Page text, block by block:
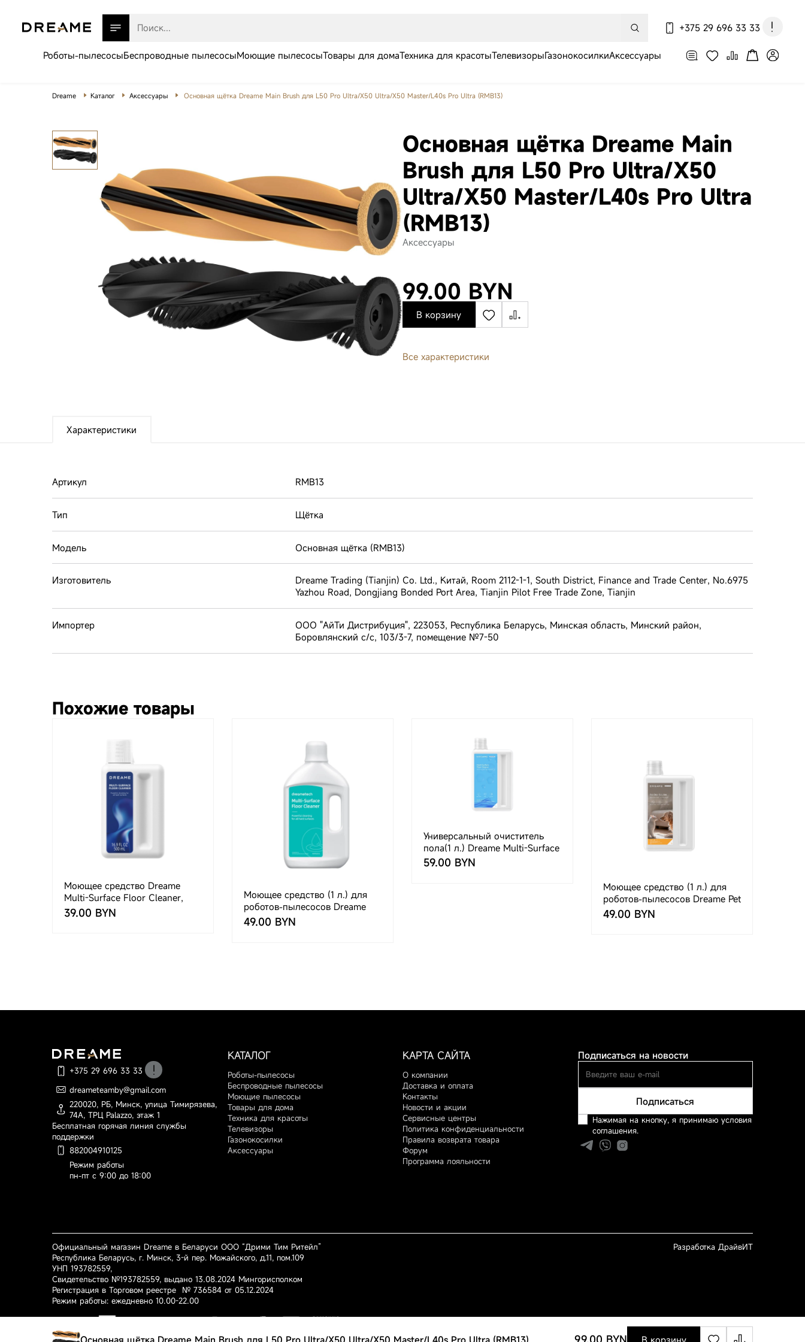
+375 29 696 33 33
По вопросам оформления
Роботы-пылесосыБеспроводные пылесосыМоющие пылесосыТовары для домаТехника для красотыТелевизорыГазонокосилкиАксессуары
Беспроводные пылесосы
Моющие пылесосы
Техника для красоты
Робот-пылесос
Dreame Aqua10
Ultra Roller
Робот-пылесос
Dreame Aqua10
Ultra Roller
Complete Black
Робот-пылесос
Dreame X60
Master Black
Робот-пылесос
Посмотреть все
Dreame Каталог Аксессуары Основная щётка Dreame Main Brush для L50 Pro Ultra/X50 Ultra/X50 Master/L40s Pro Ultra (RMB13)
Основная щётка Dreame Main
Brush для L50 Pro Ultra/X50
Ultra/X50 Master/L40s Pro Ultra
(RMB13)
Аксессуары
99.00 BYN
В корзину
Все характеристики
Характеристики
Артикул RMB13
Тип Щётка
Модель Основная щётка (RMB13)
Изготовитель
Dreame Trading (Tianjin) Co. Ltd., Китай, Room 2112-1-1, South District, Finance and Trade Center, No.6975
Yazhou Road, Dongjiang Bonded Port Area, Tianjin Pilot Free Trade Zone, Tianjin
Импортер
ООО "АйТи Дистрибуция", 223053, Республика Беларусь, Минская область, Минский район,
Боровлянский с/с, 103/3-7, помещение №7-50
Основная щётка Dreame Main Brush для L50 Pro Ultra/X50 Ultra/X50 Master/L40s Pro Ultra (RMB13) В корзину
Похожие товары
Моющее средство Dreame
Multi-Surface Floor Cleaner,
500 мл для вертикальных
39.00 BYN
Моющее средство (1 л.) для
роботов-пылесосов Dreame
49.00 BYN
Универсальный очиститель
пола(1 л.) Dreame Multi-Surface
Floor Cleaner(AWH7)
59.00 BYN
Моющее средство (1 л.) для
роботов-пылесосов Dreame Pet
Odor Solution 1L
49.00 BYN
+375 29 696 33 33
По вопросам оформления
заказа, доставки и оплаты
dreameteamby@gmail.com
220020, РБ, Минск, улица Тимирязева,
74А, ТРЦ Palazzo, этаж 1
Бесплатная горячая линия службы
поддержки
882004910125
Режим работы
пн-пт с 9:00 до 18:00
КАТАЛОГ
Роботы-пылесосы
Беспроводные пылесосы
Моющие пылесосы
Товары для дома
Техника для красоты
Телевизоры
Газонокосилки
Аксессуары
КАРТА САЙТА
О компании
Доставка и оплата
Контакты
Новости и акции
Сервисные центры
Политика конфиденциальности
Правила возврата товара
Форум
Программа лояльности
Подписаться на новости
Подписаться
Нажимая на кнопку, я принимаю условия
соглашения.
Официальный магазин Dreame в Беларуси ООО “Дрими Тим Ритейл”
Республика Беларусь, г. Минск, 3-й пер. Можайского, д.11, пом.109
УНП 193782559,
Свидетельство №193782559, выдано 13.08.2024 Мингорисполком
Регистрация в Торговом реестре № 736584 от 05.12.2024
Режим работы: ежедневно 10.00-22.00
Разработка ДрайвИТ